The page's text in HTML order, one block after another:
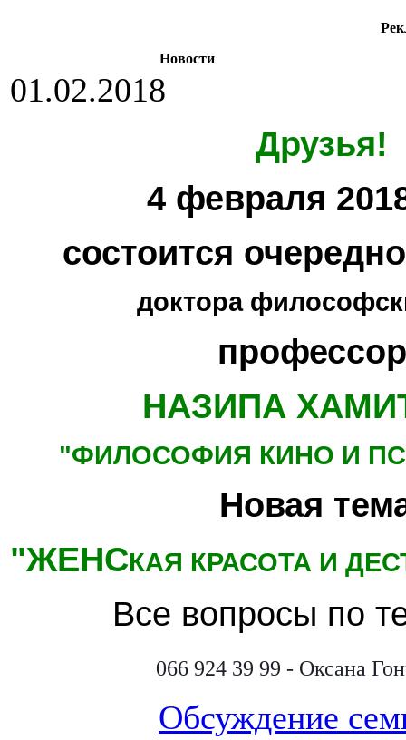
Новости
01.02.2018
Друзья!
4 февраля
состоится
доктора
НАЗИПА
"ФИЛОСОФИЯ КИНО И
Новая
"ЖЕНСКАЯ КРАСОТА И
Все вопросы по
066 924 39 99 - Оксана
Обсуждение